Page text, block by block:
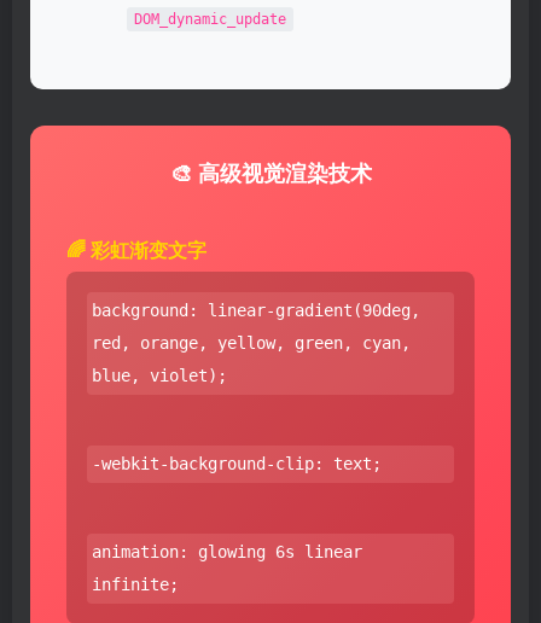
DOM_dynamic_update
🎨 高级视觉渲染技术
🌈 彩虹渐变文字
background: linear-gradient(90deg,
red, orange, yellow, green, cyan,
blue, violet);
-webkit-background-clip: text;
animation: glowing 6s linear
infinite;